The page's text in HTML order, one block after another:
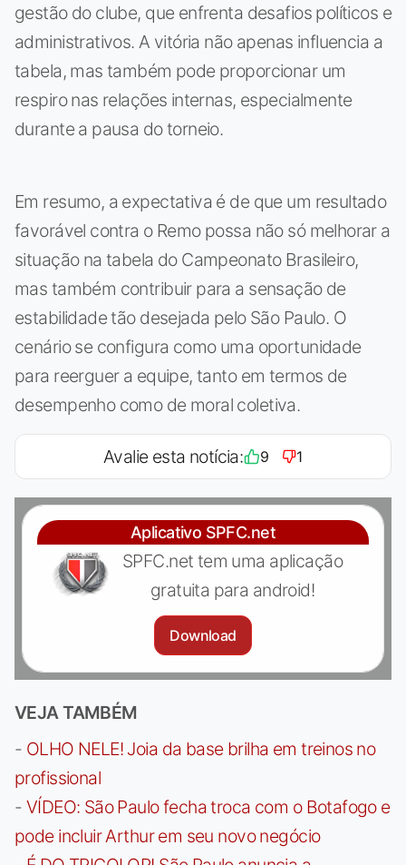
gestão do clube, que enfrenta desafios políticos e
administrativos. A vitória não apenas influencia a
tabela, mas também pode proporcionar um
respiro nas relações internas, especialmente
durante a pausa do torneio.
Em resumo, a expectativa é de que um resultado
favorável contra o Remo possa não só melhorar a
situação na tabela do Campeonato Brasileiro,
mas também contribuir para a sensação de
estabilidade tão desejada pelo São Paulo. O
cenário se configura como uma oportunidade
para reerguer a equipe, tanto em termos de
desempenho como de moral coletiva.
Avalie esta notícia: 9 1
Aplicativo SPFC.net
SPFC.net tem uma aplicação
gratuita para android!
Download
VEJA TAMBÉM
- OLHO NELE! Joia da base brilha em treinos no
profissional
- VÍDEO: São Paulo fecha troca com o Botafogo e
pode incluir Arthur em seu novo negócio